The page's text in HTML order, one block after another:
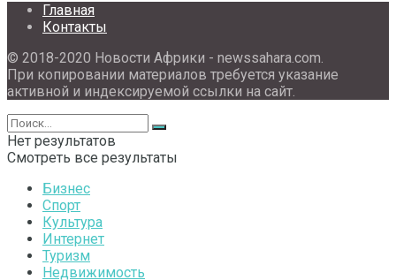
Главная
Контакты
© 2018-2020 Новости Африки - newssahara.com.
При копировании материалов требуется указание
активной и индексируемой ссылки на сайт.
Нет результатов
Смотреть все результаты
Бизнес
Спорт
Культура
Интернет
Туризм
Недвижимость